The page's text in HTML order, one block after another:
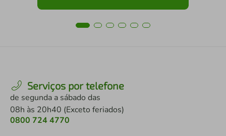
Serviços por telefone
de segunda a sábado das
08h às 20h40 (Exceto feriados)
0800 724 4770